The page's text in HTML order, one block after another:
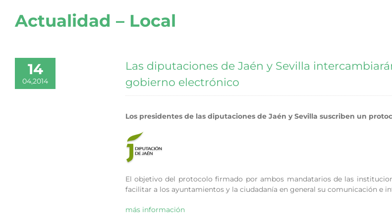
Actualidad – Local
14
04,2014
Las diputaciones de Jaén y Sevilla
gobierno electrónico
Los presidentes de las diputaciones de Jaén y Sevilla suscriben un
El objetivo del protocolo firmado por ambos mandatarios de las
facilitar a los ayuntamientos y la ciudadanía en general su comunicación e
más información